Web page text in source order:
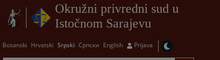
Okružni privredni sud u
Istočnom Sarajevu
Bosanski Hrvatski Srpski Српски English Prijava